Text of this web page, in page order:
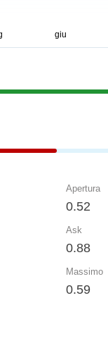
Apertura
0.52
Ask
0.88
Massimo
0.59